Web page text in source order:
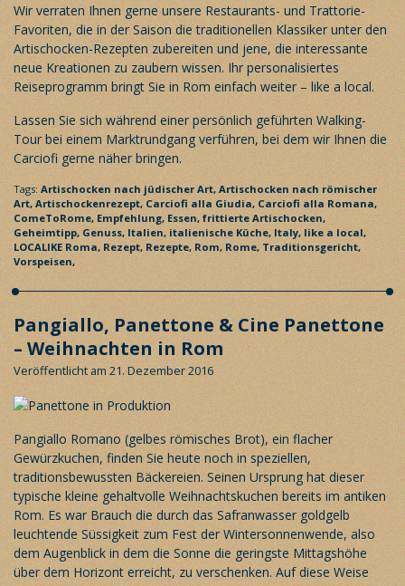
Wir verraten Ihnen gerne unsere Restaurants- und Trattorie-
Favoriten, die in der Saison die traditionellen Klassiker unter den
Artischocken-Rezepten zubereiten und jene, die interessante
neue Kreationen zu zaubern wissen. Ihrpersonalisiertes
Reiseprogramm bringt Sie in Rom einfach weiter – like a local.
Lassen Sie sich während einer persönlich geführten Walking-
Tour bei einem Marktrundgangverführen, bei dem wir Ihnen die
Carciofi gerne näher bringen.
Tags: Artischocken nach jüdischer Art, Artischocken nach römischer
Art, Artischockenrezept, Carciofi alla Giudia, Carciofi alla Romana,
ComeToRome, Empfehlung, Essen, frittierte Artischocken,
Geheimtipp, Genuss, Italien, italienische Küche, Italy, like a local,
LOCALIKE Roma, Rezept, Rezepte,Rom,Rome, Traditionsgericht,
Vorspeisen,
Pangiallo, Panettone & Cine Panettone
– Weihnachten in Rom
Veröffentlicht am 21. Dezember 2016
Pangiallo Romano (gelbes römisches Brot), ein flacher
Gewürzkuchen, finden Sie heute noch in speziellen,
traditionsbewussten Bäckereien. Seinen Ursprung hat dieser
typische kleine gehaltvolle Weihnachtskuchen bereits im antiken
Rom. Es war Brauch die durch das Safranwasser goldgelb
leuchtende Süssigkeit zum Fest der Wintersonnenwende, also
dem Augenblick in dem die Sonne die geringste Mittagshöhe
über dem Horizont erreicht, zu verschenken. Auf diese Weise